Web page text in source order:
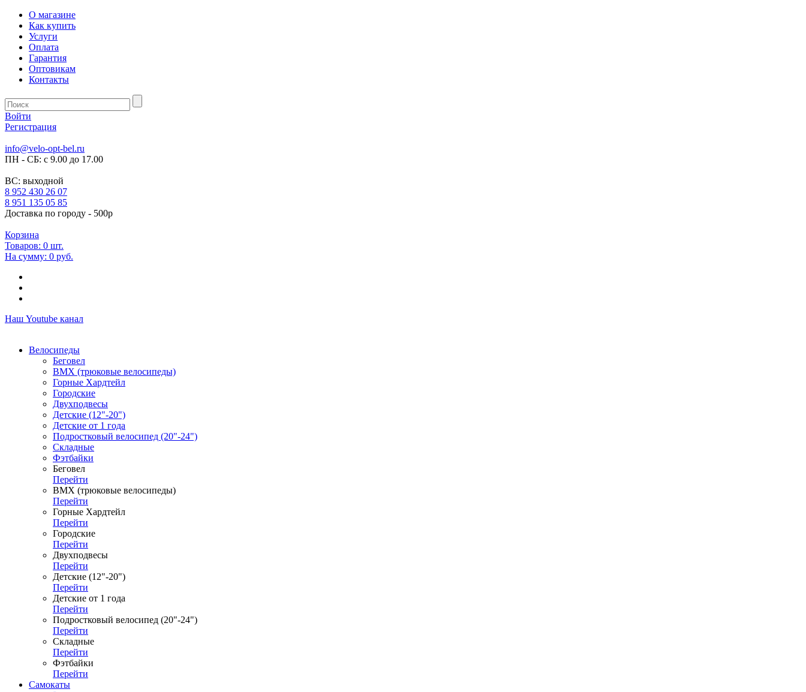
О магазине
Как купить
Услуги
Оплата
Гарантия
Оптовикам
Контакты
Войти
Регистрация
info@velo-opt-bel.ru
ПН - СБ: с 9.00 до 17.00
ВС: выходной
8 952 430 26 07
8 951 135 05 85
Доставка по городу - 500р
Корзина
Товаров: 0 шт.
На сумму: 0 руб.
Наш Youtube канал
Велосипеды
Беговел
ВМХ (трюковые велосипеды)
Горные Хардтейл
Городские
Двухподвесы
Детские (12"-20")
Детские от 1 года
Подростковый велосипед (20"-24")
Складные
Фэтбайки
Беговел
Перейти
ВМХ (трюковые велосипеды)
Перейти
Горные Хардтейл
Перейти
Городские
Перейти
Двухподвесы
Перейти
Детские (12"-20")
Перейти
Детские от 1 года
Перейти
Подростковый велосипед (20"-24")
Перейти
Складные
Перейти
Фэтбайки
Перейти
Самокаты